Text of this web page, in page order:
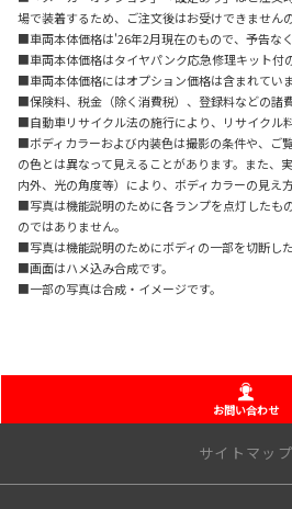
場で装着するため、ご注文後はお受けできません
■車両本体価格は'26年2月現在のもので、予告な
■車両本体価格はタイヤパンク応急修理キット付
■車両本体価格にはオプション価格は含まれていま
■保険料、税金（除く消費税）、登録料などの諸
■自動車リサイクル法の施行により、リサイクル
■ボディカラーおよび内装色は撮影の条件や、ご
の色とは異なって見えることがあります。また、
内外、光の角度等）により、ボディカラーの見え
■写真は機能説明のために各ランプを点灯したも
のではありません。
■写真は機能説明のためにボディの一部を切断し
■画面はハメ込み合成です。
■一部の写真は合成・イメージです。
お問い合わせ
サイトマップ